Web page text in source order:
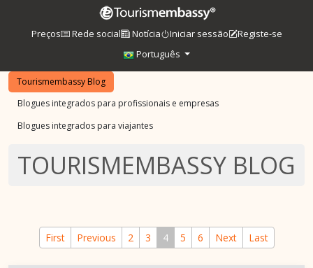
Preços Rede social Notícia Iniciar sessão
Registe-se
Português
Tourismembassy Blog
Blogues integrados para profissionais e empresas
Blogues integrados para viajantes
TOURISMEMBASSY BLOG
First Previous 2 3 4 5 6 Next Last